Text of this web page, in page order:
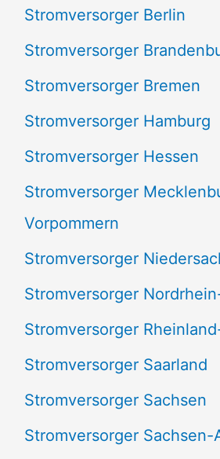
:Stromversorger Berlin
Stromversorger
Stromversorger Bremen
Stromversorger Hamburg
Stromversorger Hessen
Stromversorger
Vorpommern
Stromversorger
Stromversorger
Stromversorger
Stromversorger Saarland
Stromversorger Sachsen
Stromversorger Sachsen-